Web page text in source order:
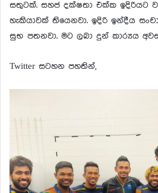
සතුටක්. සහජ දක්ෂතා එක්ක ඉදිරියට
හැකියාවක් තියෙනවා. ඉදිරි ඉන්දීය
සුභ පතනවා. මට ලබා දුන් කාර්‍යය
Twitter සටහන පහතින්,